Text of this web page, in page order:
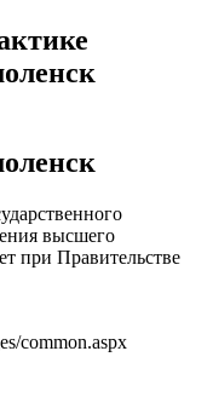
высшего
при Правительстве
common.aspx